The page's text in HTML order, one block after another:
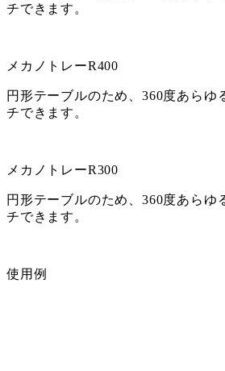
チできます。
メカノトレーR400
円形テーブルのため、360度あらゆ
チできます。
メカノトレーR300
円形テーブルのため、360度あらゆ
チできます。
使用例